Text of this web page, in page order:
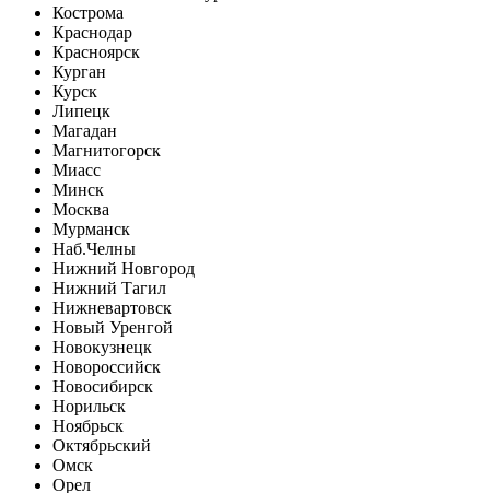
Кострома
Краснодар
Красноярск
Курган
Курск
Липецк
Магадан
Магнитогорск
Миасс
Минск
Москва
Мурманск
Наб.Челны
Нижний Новгород
Нижний Тагил
Нижневартовск
Новый Уренгой
Новокузнецк
Новороссийск
Новосибирск
Норильск
Ноябрьск
Октябрьский
Омск
Орел